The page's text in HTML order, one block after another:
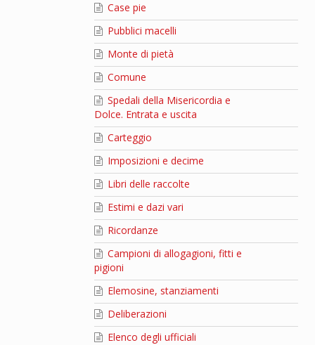
Case pie
Pubblici macelli
Monte di pietà
Comune
Spedali della Misericordia e
Dolce. Entrata e uscita
Carteggio
Imposizioni e decime
Libri delle raccolte
Estimi e dazi vari
Ricordanze
Campioni di allogagioni, fitti e
pigioni
Elemosine, stanziamenti
Deliberazioni
Elenco degli ufficiali